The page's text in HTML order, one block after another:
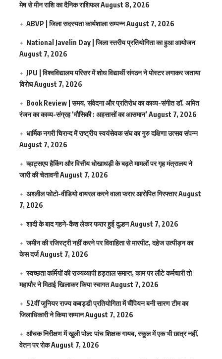
मेष से मीन राशि का दैनिक राशिफलAugust 8, 2026
ABVP | जिला सदस्यता कार्यशाला सम्पन्नAugust 7, 2026
National Javelin Day | जिला स्तरीय प्रतियोगिता का हुआ आयोजन
August 7, 2026
JPU | विश्वविद्यालय परिसर में शोध विद्यार्थी संगठन ने पोस्टर लगाकर जताया
विरोधAugust 7, 2026
Book Review | समय, संवेदना और प्रतिरोध का काव्य-संगीत डॉ. अमित
रंजन का काव्य-संग्रह ‘मौसिकी : अहसासों का आसमान’ August 7, 2026
धार्मिक नगरी चिरान्द में राष्ट्रीय स्वयंसेवक संघ का गुरु दक्षिणा उत्सव संपन्न
August 7, 2026
व्हाट्सएप हैकिंग और वित्तीय धोखाधड़ी के बढ़ते मामलों पर गृह मंत्रालय ने
जारी की चेतावनीAugust 7, 2026
अश्लील फोटो-वीडियो वायरल करने वाला फरार आरोपित गिरफ्तारAugust
7, 2026
शादी के बाद गहने-कैश लेकर फरार हुई दुल्हनAugust 7, 2026
जमीन की रजिस्ट्री नहीं करने पर विवाहिता से मारपीट, दहेज उत्पीड़न का
केस दर्जAugust 7, 2026
स्वच्छता कर्मियों की राज्यव्यापी हड़ताल समाप्त, काम पर लौटे कर्मचारी तो
महापौर ने मिठाई खिलाकर किया स्वागतAugust 7, 2026
52वीं जूनियर राज्य कबड्डी प्रतियोगिता में चैंपियन बनी सारण टीम का
जिलाधिकारी ने किया सम्मानAugust 7, 2026
औचक निरीक्षण में खुली पोल: पांच शिक्षक गायब, स्कूल में एक भी छात्र नहीं,
वेतन पर रोकAugust 7, 2026